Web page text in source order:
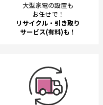
大型家電の設置も
お任せで！
リサイクル・引き取り
サービス(有料)も！